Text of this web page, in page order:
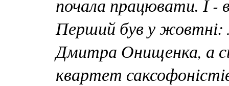
почала працювати. І -
Перший був у жовтні:
Дмитра Онищенка, а
квартет